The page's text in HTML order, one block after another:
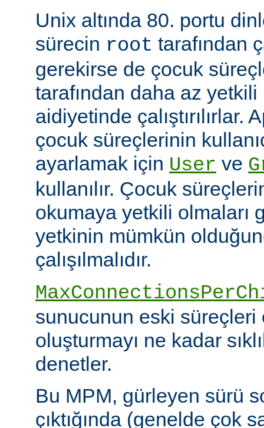
Unix altında 80. portu
sürecin root tarafından
gerekirse de çocuk
tarafından daha az yetkili
aidiyetinde çalıştırılırlar.
çocuk süreçlerinin
ayarlamak için User ve
kullanılır. Çocuk
okumaya yetkili olmaları
yetkinin mümkün
çalışılmalıdır.
sunucunun eski
oluşturmayı ne kadar
denetler.
Bu MPM, gürleyen sürü
çıktığında (genelde çok